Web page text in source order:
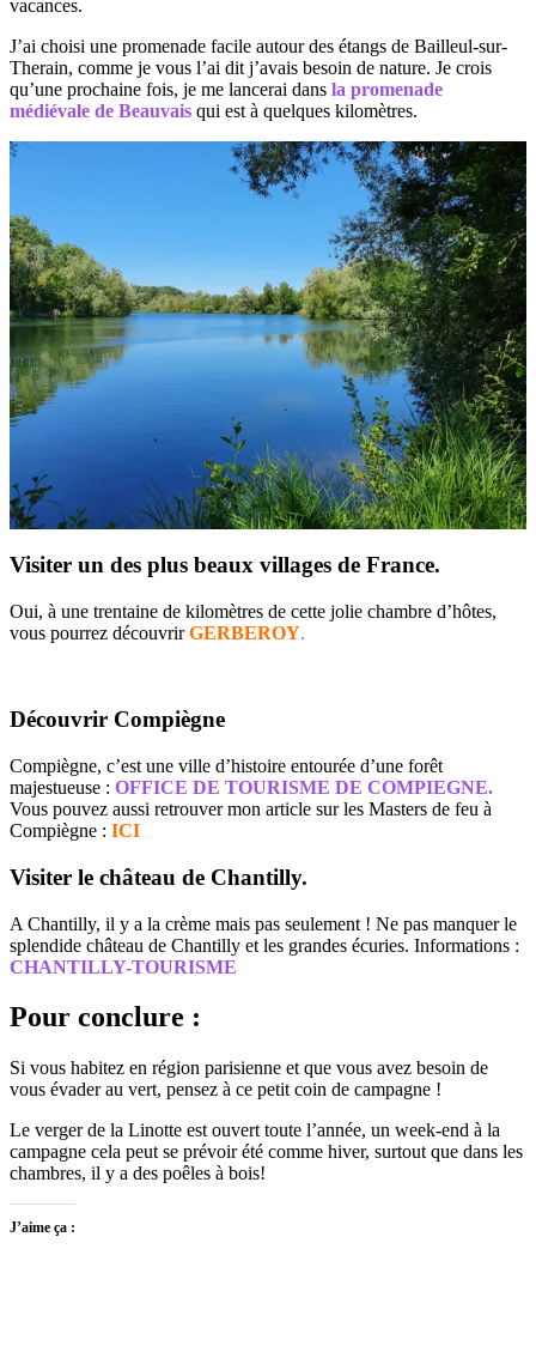
vacances.
J’ai choisi une promenade facile autour des étangs de Bailleul-sur-
Therain, comme je vous l’ai dit j’avais besoin de nature. Je crois
qu’une prochaine fois, je me lancerai dans la promenade
médiévale de Beauvais qui est à quelques kilomètres.
Visiter un des plus beaux villages de France.
Oui, à une trentaine de kilomètres de cette jolie chambre d’hôtes,
vous pourrez découvrir GERBEROY.
Découvrir Compiègne
Compiègne, c’est une ville d’histoire entourée d’une forêt
majestueuse : OFFICE DE TOURISME DE COMPIEGNE.
Vous pouvez aussi retrouver mon article sur les Masters de feu à
Compiègne : ICI
Visiter le château de Chantilly.
A Chantilly, il y a la crème mais pas seulement ! Ne pas manquer le
splendide château de Chantilly et les grandes écuries. Informations :
CHANTILLY-TOURISME
Pour conclure :
Si vous habitez en région parisienne et que vous avez besoin de
vous évader au vert, pensez à ce petit coin de campagne !
Le verger de la Linotte est ouvert toute l’année, un week-end à la
campagne cela peut se prévoir été comme hiver, surtout que dans les
chambres, il y a des poêles à bois!
J’aime ça :